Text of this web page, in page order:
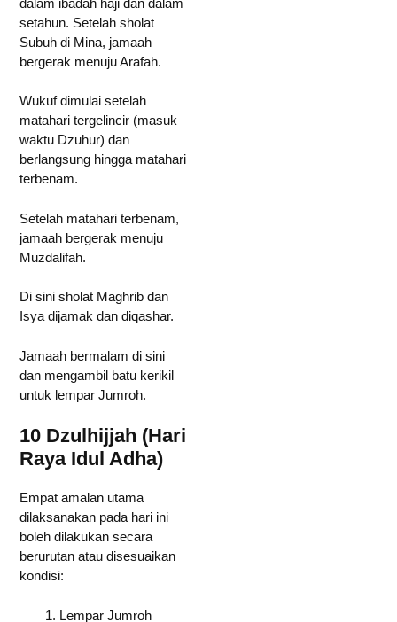
setahun. Setelah sholat
Subuh di Mina, jamaah
bergerak menuju Arafah.
Wukuf dimulai setelah
matahari tergelincir (masuk
waktu Dzuhur) dan
berlangsung hingga matahari
terbenam.
Setelah matahari terbenam,
jamaah bergerak menuju
Muzdalifah.
Di sini sholat Maghrib dan
Isya dijamak dan diqashar.
Jamaah bermalam di sini
dan mengambil batu kerikil
untuk lempar Jumroh.
10 Dzulhijjah (Hari
Raya Idul Adha)
Empat amalan utama
dilaksanakan pada hari ini
boleh dilakukan secara
berurutan atau disesuaikan
kondisi:
Lempar Jumroh